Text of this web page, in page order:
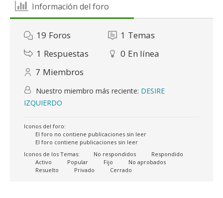
Información del foro
19 Foros 1 Temas
1 Respuestas 0 En línea
7 Miembros
Nuestro miembro más reciente: DESIRE
IZQUIERDO
Iconos del foro:
El foro no contiene publicaciones sin leer
El foro contiene publicaciones sin leer
Iconos de los Temas:
No respondidos
Respondido
Activo
Popular Fijo
No aprobados
Resuelto
Privado Cerrado